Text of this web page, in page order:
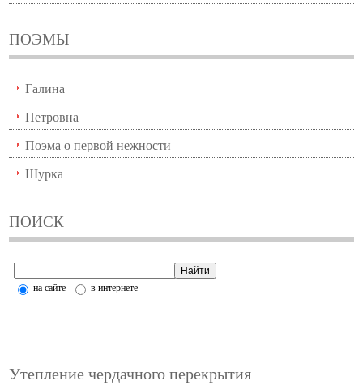
ПОЭМЫ
Галина
Петровна
Поэма о первой нежности
Шурка
ПОИСК
на сайте в интернете
Утепление чердачного перекрытия